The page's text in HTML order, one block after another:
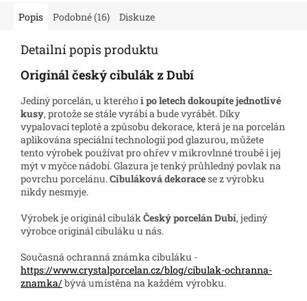
Popis Podobné (16) Diskuze
Detailní popis produktu
Originál český cibulák z Dubí
Jediný porcelán, u kteréhoi po letech dokoupíte jednotlivé
kusy, protože se stále vyrábí a bude vyrábět. Díky
vypalovací teplotě a způsobu dekorace, která je na porcelán
aplikována speciální technologií pod glazurou, můžete
tento výrobek používat pro ohřev v mikrovlnné troubě i jej
mýt v myčce nádobí. Glazura je tenký průhledný povlak na
povrchu porcelánu.Cibuláková dekoracese z výrobku
nikdy nesmyje.
Výrobek je originál cibulákČeský porcelán Dubí, jediný
výrobce originál cibuláku u nás.
Současná ochranná známka cibuláku -
https://www.crystalporcelan.cz/blog/cibulak-ochranna-
znamka/bývá umístěna na každém výrobku.